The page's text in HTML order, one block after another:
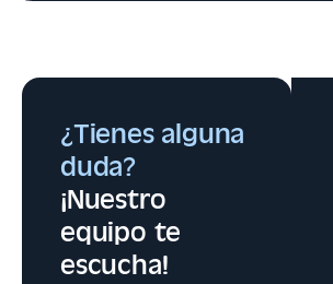
¿Tienes alguna
duda?
¡Nuestro
equipo te
escucha!